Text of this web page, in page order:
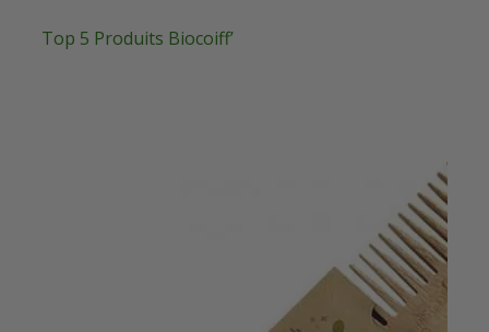
Top 5 Produits Biocoiff’